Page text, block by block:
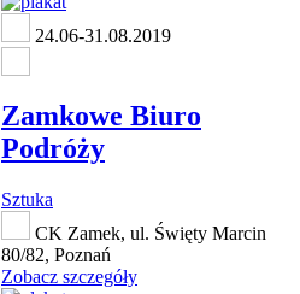
24.06-31.08.2019
Zamkowe Biuro
Podróży
Sztuka
CK Zamek, ul. Święty Marcin
80/82, Poznań
Zobacz szczegóły